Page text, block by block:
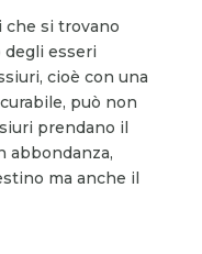
che si trovano
esseri
cioè con una
può non
prendano il
abbondanza,
ma anche il